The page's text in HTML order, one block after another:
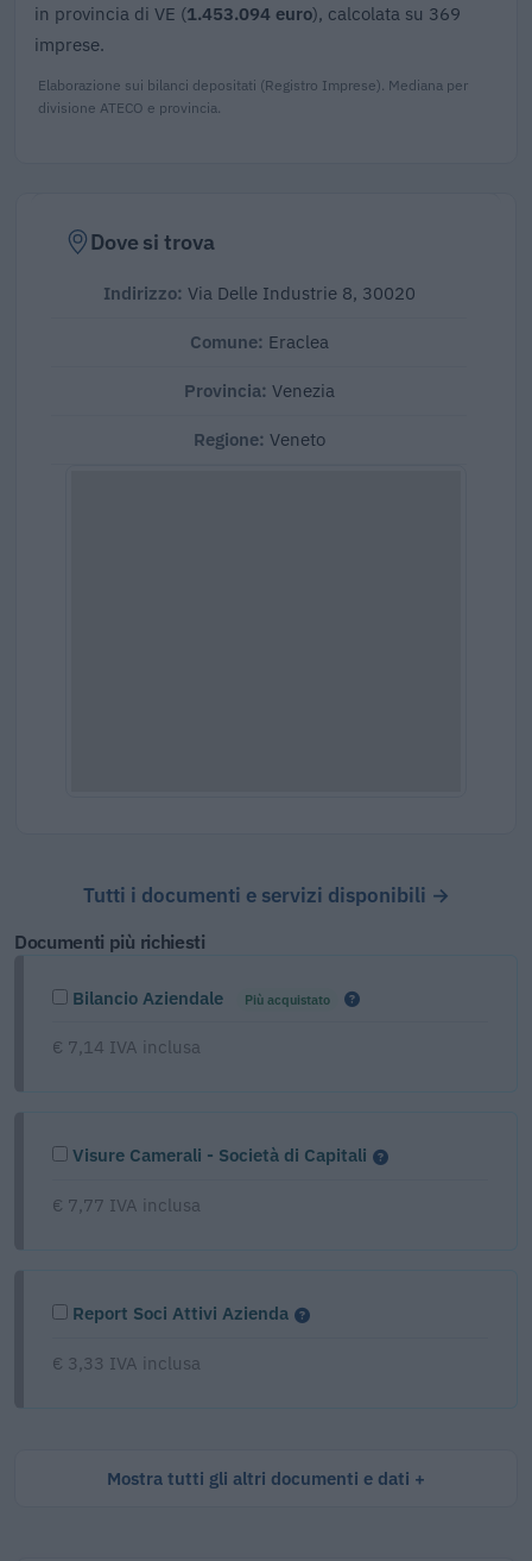
in provincia di VE (1.453.094 euro), calcolata su 369
imprese.
Elaborazione sui bilanci depositati (Registro Imprese). Mediana per
divisione ATECO e provincia.
Dove si trova
Indirizzo: Via Delle Industrie 8, 30020
Comune: Eraclea
Provincia: Venezia
Regione: Veneto
Tutti i documenti e servizi disponibili →
Documenti più richiesti
Bilancio Aziendale Più acquistato
€ 7,14 IVA inclusa
Visure Camerali - Società di Capitali
€ 7,77 IVA inclusa
Report Soci Attivi Azienda
€ 3,33 IVA inclusa
Mostra tutti gli altri documenti e dati